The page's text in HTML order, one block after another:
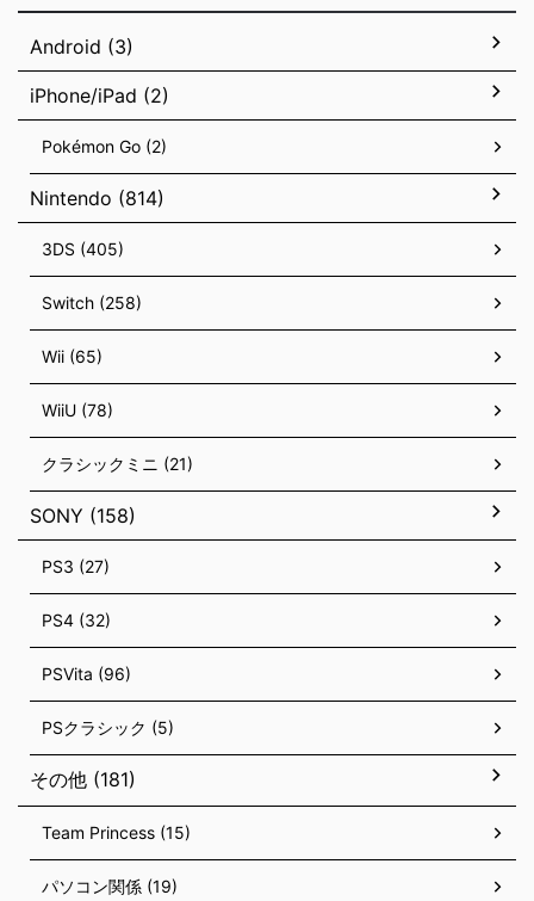
Android (3)
iPhone/iPad (2)
Pokémon Go (2)
Nintendo (814)
3DS (405)
Switch (258)
Wii (65)
WiiU (78)
クラシックミニ (21)
SONY (158)
PS3 (27)
PS4 (32)
PSVita (96)
PSクラシック (5)
その他 (181)
Team Princess (15)
パソコン関係 (19)